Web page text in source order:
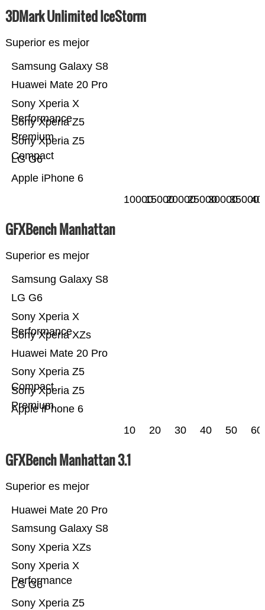
3DMark Unlimited IceStorm
Superior es mejor
Apple iPhone 6
LG G6
Sony Xperia Z5
Compact
Sony Xperia Z5
Premium
Sony Xperia X
Performance
Huawei Mate 20 Pro
Samsung Galaxy S8
100001500020000250003000035000
GFXBench Manhattan
Superior es mejor
Apple iPhone 6
Sony Xperia Z5
Premium
Sony Xperia Z5
Compact
Huawei Mate 20 Pro
Sony Xperia XZs
Sony Xperia X
Performance
LG G6
Samsung Galaxy S8
10 20 30 40 50 60
GFXBench Manhattan 3.1
Superior es mejor
Sony Xperia Z5
LG G6
Sony Xperia X
Performance
Sony Xperia XZs
Samsung Galaxy S8
Huawei Mate 20 Pro